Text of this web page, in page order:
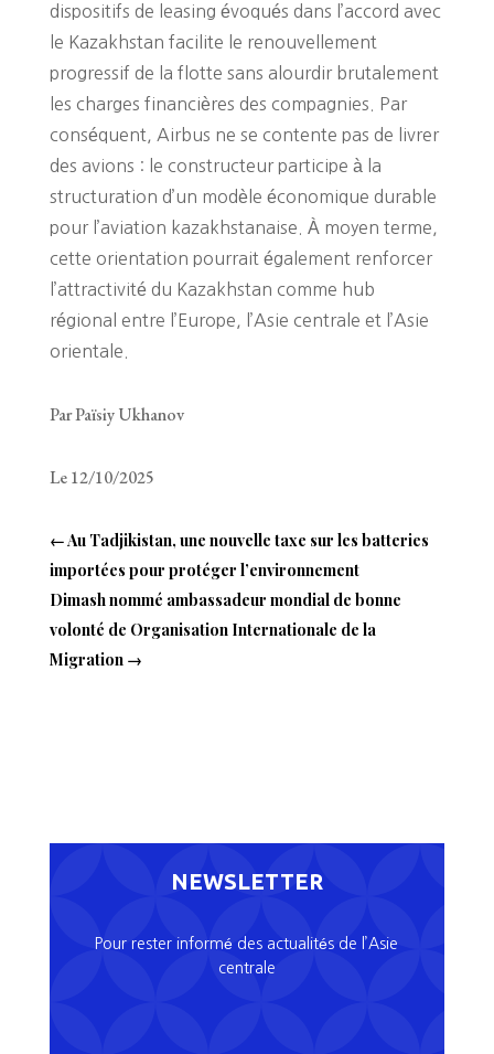
dispositifs de leasing évoqués dans l’accord avec
le Kazakhstan facilite le renouvellement
progressif de la flotte sans alourdir brutalement
les charges financières des compagnies. Par
conséquent, Airbus ne se contente pas de livrer
des avions : le constructeur participe à la
structuration d’un modèle économique durable
pour l’aviation kazakhstanaise. À moyen terme,
cette orientation pourrait également renforcer
l’attractivité du Kazakhstan comme hub
régional entre l’Europe, l’Asie centrale et l’Asie
orientale.
Par Païsiy Ukhanov
Le 12/10/2025
←Au Tadjikistan, une nouvelle taxe sur les batteries
importées pour protéger l’environnement
Dimash nommé ambassadeur mondial de bonne
volonté de Organisation Internationale de la
Migration→
NEWSLETTER
Pour rester informé des actualités de l’Asie
centrale